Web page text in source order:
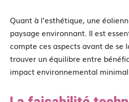
Quant à l’esthétique, une
paysage environnant. Il est
compte ces aspects avant de se
trouver un équilibre entre
impact environnemental minimal.